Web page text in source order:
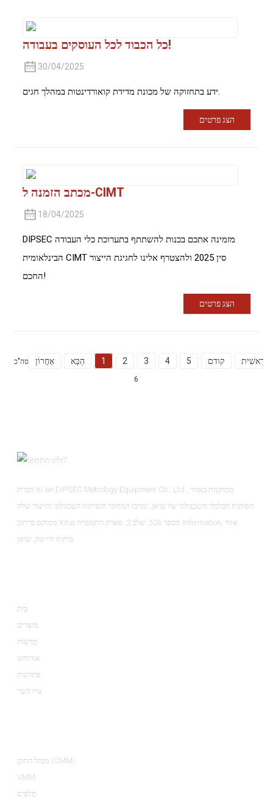
כל הכבוד לכל העוסקים בעבודה!
30/04/2025
ידע בתחזוקה של מכונת מדידת קואורדינטות במהלך חגים.
הצג פרטים
מכתב הזמנה ל-CIMT
18/04/2025
DIPSEC מזמינה אתכם בכנות להשתתף בתערוכת כלי העבודה
הבינלאומית CIMT סין 2025 ולהצטרף אלינו לחגיגת הייצור
החכם!
הצג פרטים
רֵאשִׁית קודם 1 2 3 4 5 הַבָּא אַחֲרוֹן סה"כ
6
חברת Xi'an DIPSEC Metrology Equipment Co., Ltd., ממוקמת באזור
הפיתוח הכלכלי והטכנולוגי של שיאן, ומרכז המחקר והפיתוח הטכנולוגי והייצור שלה
ממוקם ברחוב Xitai מספר 526, שלב 2, פארק התעשייה Information, אזור
פיתוח היי-טק, שיאן.
בַּיִת
מוצרים
חֲדָשׁוֹת
אודותינו
פתרונות
צרו קשר
מנהל התקן (CMM)
VMM
חֲלָפִים